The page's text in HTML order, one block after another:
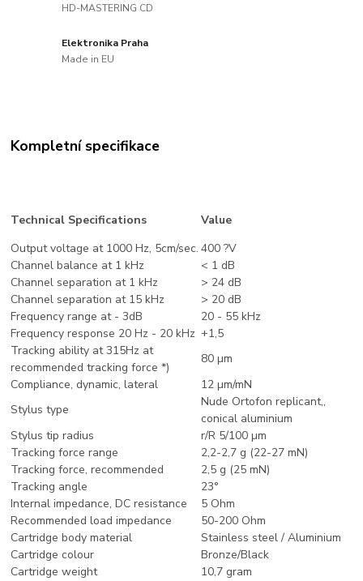
HD-MASTERING CD
Elektronika Praha
Made in EU
Kompletní specifikace
Technical Specifications
Value
Output voltage at 1000 Hz, 5cm/sec. 400 ?V
Channel balance at 1 kHz
< 1 dB
Channel separation at 1 kHz
> 24 dB
Channel separation at 15 kHz
> 20 dB
Frequency range at - 3dB
20 - 55 kHz
Frequency response 20 Hz - 20 kHz +1,5
Tracking ability at 315Hz at
recommended tracking force *)
80 µm
Compliance, dynamic, lateral
12 µm/mN
Stylus type
Nude Ortofon replicant,,
conical aluminium
Stylus tip radius
r/R 5/100 µm
Tracking force range
2,2-2,7 g (22-27 mN)
Tracking force, recommended
2,5 g (25 mN)
Tracking angle
23°
Internal impedance, DC resistance
5 Ohm
Recommended load impedance
50-200 Ohm
Cartridge body material
Stainless steel / Aluminium
Cartridge colour
Bronze/Black
Cartridge weight
10,7 gram